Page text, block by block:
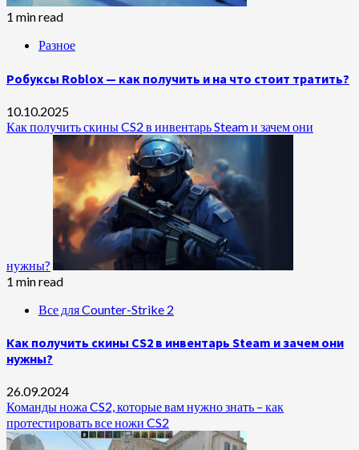
1 min read
Разное
Робуксы Roblox — как получить и на что стоит тратить?
10.10.2025
Как получить скины CS2 в инвентарь Steam и зачем они
нужны?
1 min read
Все для Counter-Strike 2
Как получить скины CS2 в инвентарь Steam и зачем они
нужны?
26.09.2024
Команды ножа CS2, которые вам нужно знать – как
протестировать все ножи CS2